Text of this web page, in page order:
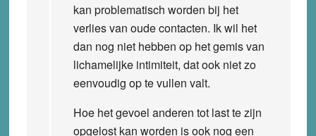
kan problematisch worden bij het
verlies van oude contacten. Ik wil het
dan nog niet hebben op het gemis van
lichamelijke intimiteit, dat ook niet zo
eenvoudig op te vullen valt.
Hoe het gevoel anderen tot last te zijn
opgelost kan worden is ook nog een